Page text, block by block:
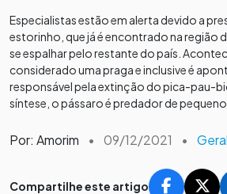
Especialistas estão em alerta devido a
estorinho, que já é encontrado na região
se espalhar pelo restante do país.
considerado uma praga e inclusive é
responsável pela extinção do pica-pau-
síntese, o pássaro é predador de
Por: Amorim • 09/12/2021 • Geral
Compartilhe este artigo